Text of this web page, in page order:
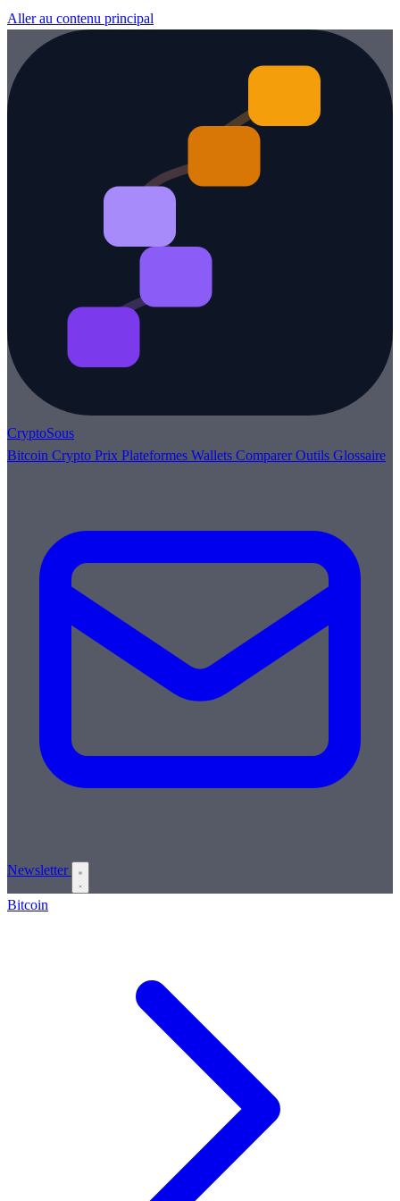
Aller au contenu principal
CryptoSous
Bitcoin Crypto Prix Plateformes Wallets ComparerOutils Glossaire
Newsletter
Bitcoin